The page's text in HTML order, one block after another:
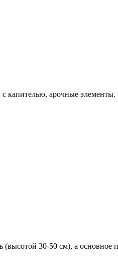
капителью, арочные элементы.
30-50 см), а основное